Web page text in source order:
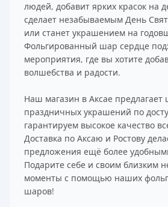
людей, добавит ярких красок на
сделает незабываемым День
или станет украшением на
Фольгированный шар сердце
мероприятия, где вы хотите
волшебства и радости.
Наш магазин в Аксае
праздничных украшений по
гарантируем высокое качество
Доставка по Аксаю и Ростову
предложения ещё более
Подарите себе и своим близким
моменты с помощью наших
шаров!